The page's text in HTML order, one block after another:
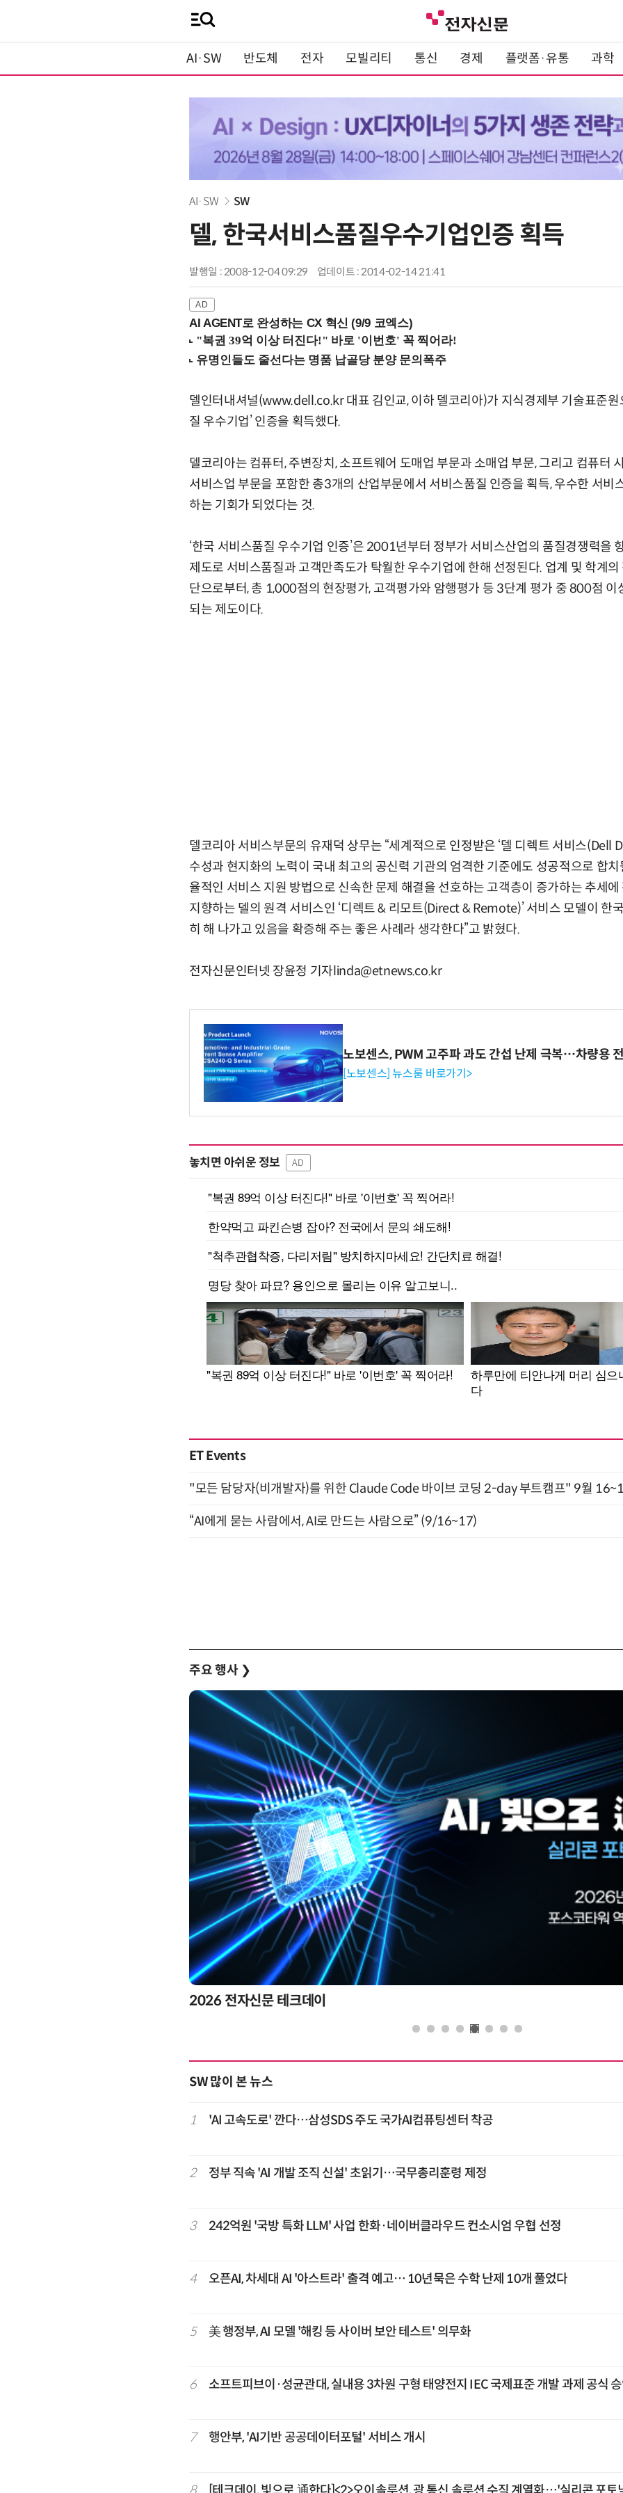
AI·SW 반도체 전자 모빌리티 통신 경제 플랫폼·유통 과학
AI·SW SW
델, 한국서비스품질우수기업인증 획득
발행일 : 2008-12-04 09:29 업데이트 : 2014-02-14 21:41
AI AGENT로 완성하는 CX 혁신 (9/9 코엑스)
델인터내셔널(www.dell.co.kr 대표 김인교, 이하 델코리아)가 지식경제부 기술표준원
질 우수기업’ 인증을 획득했다.
델코리아는 컴퓨터, 주변장치, 소프트웨어 도매업 부문과 소매업 부문, 그리고 컴퓨터
서비스업 부문을 포함한 총3개의 산업부문에서 서비스품질 인증을 획득, 우수한 서비
하는 기회가 되었다는 것.
‘한국 서비스품질 우수기업 인증’은 2001년부터 정부가 서비스산업의 품질경쟁력을
제도로 서비스품질과 고객만족도가 탁월한 우수기업에 한해 선정된다. 업계 및 학계
단으로부터, 총 1,000점의 현장평가, 고객평가와 암행평가 등 3단계 평가 중 800점 이
되는 제도이다.
델코리아 서비스부문의 유재덕 상무는 “세계적으로 인정받은 ‘델 디렉트 서비스(Dell
수성과 현지화의 노력이 국내 최고의 공신력 기관의 엄격한 기준에도 성공적으로 합치
율적인 서비스 지원 방법으로 신속한 문제 해결을 선호하는 고객층이 증가하는 추세에
지향하는 델의 원격 서비스인 ‘디렉트 & 리모트(Direct & Remote)’ 서비스 모델이 한
히 해 나가고 있음을 확증해 주는 좋은 사례라 생각한다”고 밝혔다.
전자신문인터넷 장윤정 기자linda@etnews.co.kr
노보센스, PWM 고주파 과도 간섭 난제 극복…차량용
[노보센스] 뉴스룸 바로가기>
놓치면 아쉬운 정보 AD
ET Events
"모든 담당자(비개발자)를 위한 Claude Code 바이브 코딩 2-day 부트캠프" 9월
“AI에게 묻는 사람에서, AI로 만드는 사람으로” (9/16~17)
주요 행사 ❯
2026 전자신문 테크데이
SW 많이 본 뉴스
1 'AI 고속도로' 깐다…삼성SDS 주도 국가AI컴퓨팅센터 착공
2 정부 직속 'AI 개발 조직 신설' 초읽기…국무총리훈령 제정
3 242억원 '국방 특화 LLM' 사업 한화·네이버클라우드 컨소시엄 우협 선정
4 오픈AI, 차세대 AI '아스트라' 출격 예고… 10년묵은 수학 난제 10개 풀었다
5 美 행정부, AI 모델 '해킹 등 사이버 보안 테스트' 의무화
6 소프트피브이·성균관대, 실내용 3차원 구형 태양전지 IEC 국제표준 개발 과제 공식
7 행안부, 'AI기반 공공데이터포털' 서비스 개시